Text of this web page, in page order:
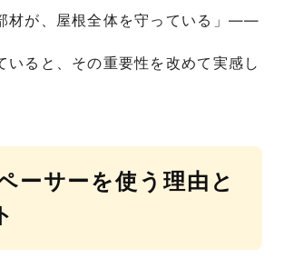
材が、屋根全体を守っている」――
いると、その重要性を改めて実感し
ーサーを使う理由と